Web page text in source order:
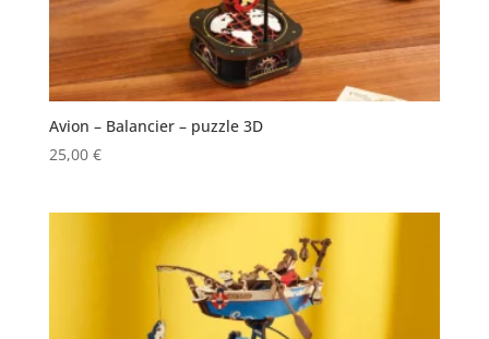
Avion – Balancier – puzzle 3D
25,00 €